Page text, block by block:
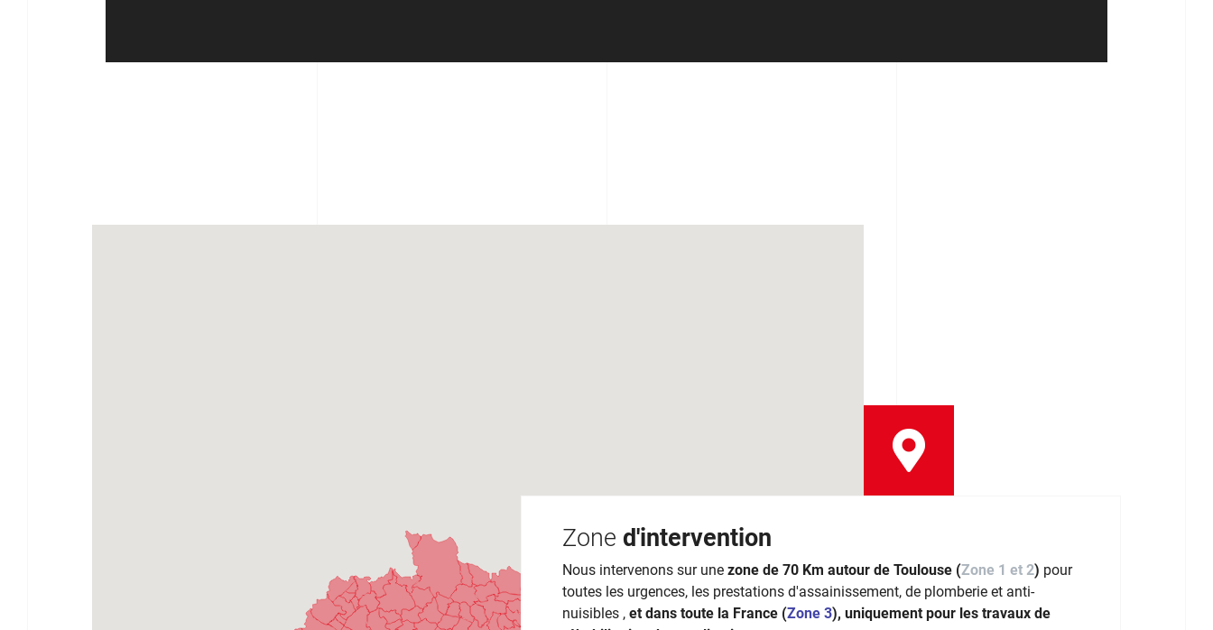
Zone d'intervention
Nous intervenons sur une zone de 70 Km autour de Toulouse (Zone 1 et 2) pour
toutes les urgences, les prestations d'assainissement, de plomberie et anti-
nuisibles , et dans toute la France (Zone 3), uniquement pour les travaux de